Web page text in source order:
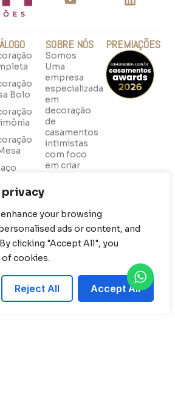
privacy
your browsing
ads or content, and
clicking "Accept All", you
cookies.
Reject All Accept All
Bolo
de
SOBRE NÓS
Somos
Uma
empresa
especializada
em
decoração
de
casamentos
intimistas
com foco
em criar
equipe
apaixonada
pela arte
de decorar
os sonhos
dos
nossos
casais
PREMIAÇÕES